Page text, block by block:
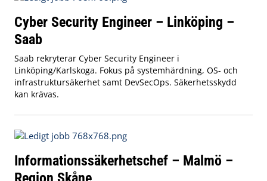
Cyber Security Engineer – Linköping –
Saab
Saab rekryterar Cyber Security Engineer i
Linköping/Karlskoga. Fokus på systemhärdning, OS- och
infrastruktursäkerhet samt DevSecOps. Säkerhetsskydd
kan krävas.
Informationssäkerhetschef – Malmö –